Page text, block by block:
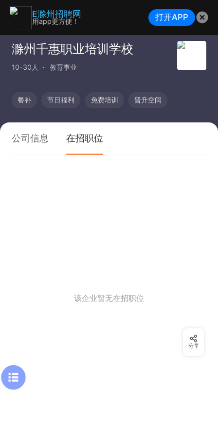
滁州千惠职业培训学校
10-30人 教育事业
餐补 节日福利 免费培训 晋升空间
公司信息 在招职位
该企业暂无在招职位
分享
E滁州招聘网
用app更方便！ 打开APP